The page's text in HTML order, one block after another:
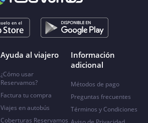
Ayuda al viajero
¿Cómo usar
Reservamos?
Factura tu compra
Viajes en autobús
Coberturas Reservamos
Información
adicional
Métodos de pago
Preguntas frecuentes
Términos y Condiciones